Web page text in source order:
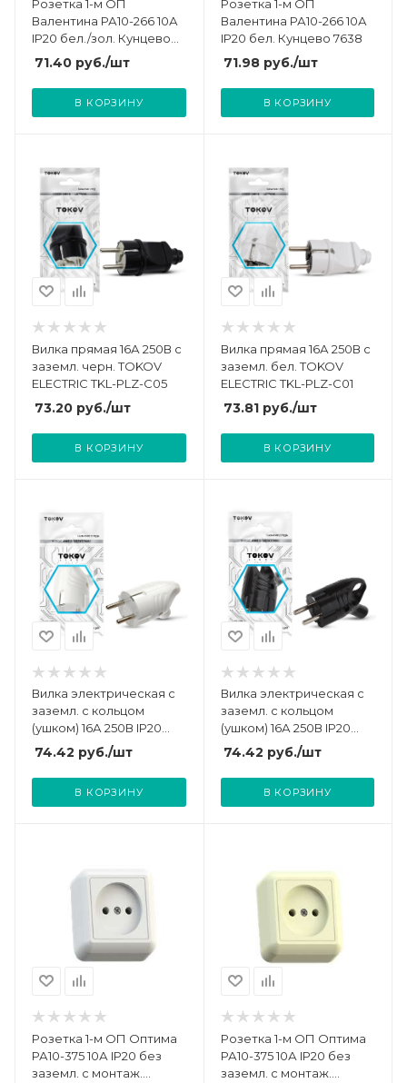
Розетка 1-м ОП
Валентина РА10-266 10А
IP20 бел./зол. Кунцево
7639
71.40 руб./шт
В КОРЗИНУ
Розетка 1-м ОП
Валентина РА10-266 10А
IP20 бел. Кунцево 7638
71.98руб./шт
В КОРЗИНУ
Вилка прямая 16А 250В с
заземл. черн. TOKOV
ELECTRIC TKL-PLZ-C05
73.20 руб./шт
В КОРЗИНУ
Вилка прямая 16А 250В с
заземл. бел. TOKOV
ELECTRIC TKL-PLZ-C01
73.81руб./шт
В КОРЗИНУ
Вилка электрическая с
заземл. с кольцом
(ушком) 16А 250В IP20
бел. TOKOV ELECTRIC
TKL-PLUZR-C01
74.42 руб./шт
В КОРЗИНУ
Вилка электрическая с
заземл. с кольцом
(ушком) 16А 250В IP20
черн. TOKOV ELECTRIC
TKL-PLUZR-C05
74.42 руб./шт
В КОРЗИНУ
Розетка 1-м ОП Оптима
РА10-375 10А IP20 без
заземл. с монтаж.
Розетка 1-м ОП Оптима
РА10-375 10А IP20 без
заземл. с монтаж.